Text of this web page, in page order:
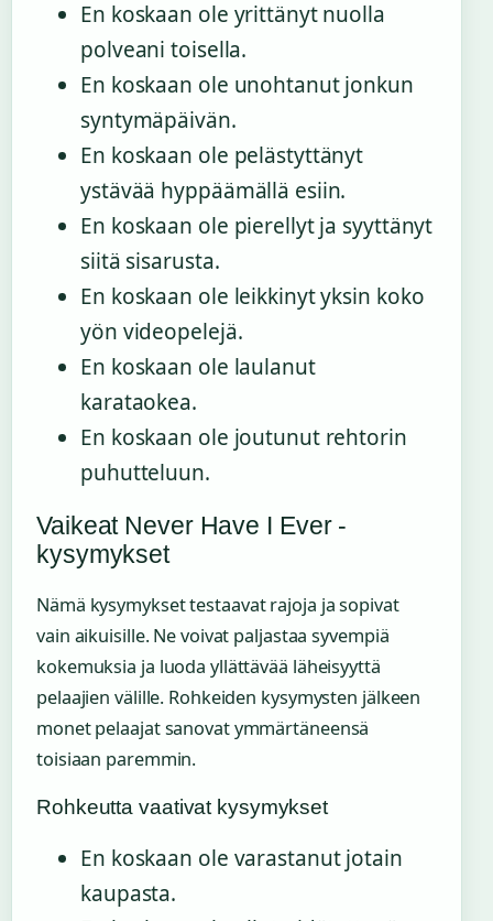
En koskaan ole yrittänyt nuolla
polveani toisella.
En koskaan ole unohtanut jonkun
syntymäpäivän.
En koskaan ole pelästyttänyt
ystävää hyppäämällä esiin.
En koskaan ole pierellyt ja syyttänyt
siitä sisarusta.
En koskaan ole leikkinyt yksin koko
yön videopelejä.
En koskaan ole laulanut
karataokea.
En koskaan ole joutunut rehtorin
puhutteluun.
Vaikeat Never Have I Ever -
kysymykset
Nämä kysymykset testaavat rajoja ja sopivat
vain aikuisille. Ne voivat paljastaa syvempiä
kokemuksia ja luoda yllättävää läheisyyttä
pelaajien välille. Rohkeiden kysymysten jälkeen
monet pelaajat sanovat ymmärtäneensä
toisiaan paremmin.
Rohkeutta vaativat kysymykset
En koskaan ole varastanut jotain
kaupasta.